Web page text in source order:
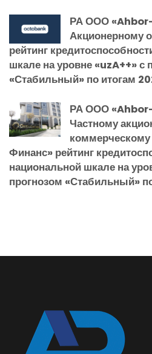
РА ООО
Акционерному
рейтинг
шкале на уровне «uzA++» с
«Стабильный» по итогам
РА ООО
Частному
Финанс» рейтинг
национальной шкале на
прогнозом «Стабильный»